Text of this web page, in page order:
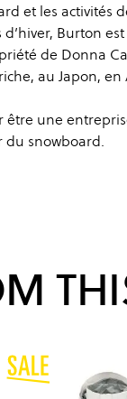
et les activités
Burton
de Donna
au Japon,
une
du snowboard.